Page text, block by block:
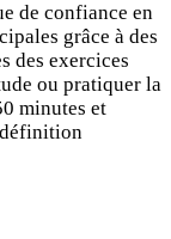
de confiance en
grâce à des
des exercices
ou pratiquer la
minutes et
définition